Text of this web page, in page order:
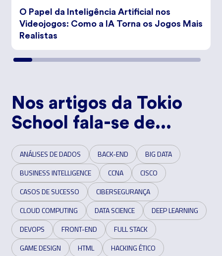
O Papel da Inteligência Artificial nos
Videojogos: Como a IA Torna os Jogos Mais
Realistas
Nos artigos da Tokio
School fala-se de...
ANÁLISES DE DADOS BACK-END
BIG DATA
BUSINESS INTELLIGENCE
CCNA
CISCO
CASOS DE SUCESSO
CIBERSEGURANÇA
CLOUD COMPUTING
DATA SCIENCE
DEEP LEARNING
DEVOPS
FRONT-END
FULL STACK
GAME DESIGN
HTML
HACKING ÉTICO